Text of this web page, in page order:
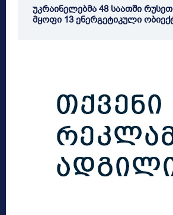
უკრაინელებმა 48 საათში
მყოფი 13 ენერგეტიკული